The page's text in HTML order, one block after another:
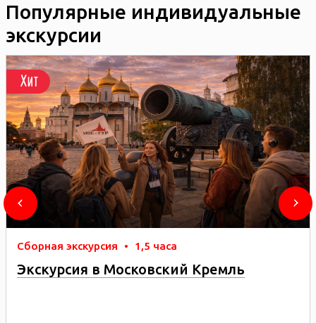
Популярные индивидуальные
экскурсии
Хит
Сборная экскурсия • 1,5 часа
Экскурсия в Московский Кремль